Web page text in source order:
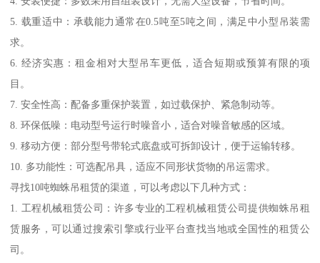
5. 载重适中：承载能力通常在0.5吨至5吨之间，满足中小型吊装需
求。
6. 经济实惠：租金相对大型吊车更低，适合短期或预算有限的项
目。
7. 安全性高：配备多重保护装置，如过载保护、紧急制动等。
8. 环保低噪：电动型号运行时噪音小，适合对噪音敏感的区域。
9. 移动方便：部分型号带轮式底盘或可拆卸设计，便于运输转移。
10. 多功能性：可选配吊具，适应不同形状货物的吊运需求。
寻找10吨蜘蛛吊租赁的渠道，可以考虑以下几种方式：
1. 工程机械租赁公司：许多专业的工程机械租赁公司提供蜘蛛吊租
赁服务，可以通过搜索引擎或行业平台查找当地或全国性的租赁公
司。